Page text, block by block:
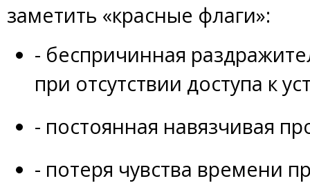
заметить «красные флаги»:
- беспричинная
при отсутствии доступа к
- постоянная навязчивая
- потеря чувства времени